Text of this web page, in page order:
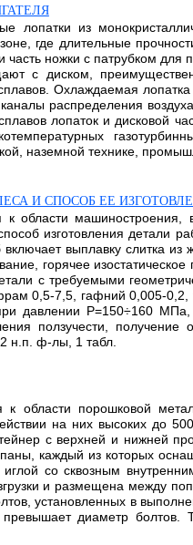
лопатки из
где длительные
часть ножки с патрубком
с диском,
Охлаждаемая
каналы распределения
лопаток и дисковой
наземной технике,
И СПОСОБ ЕЕ
к области
изготовления детали
выплавку слитка
горячее
с требуемыми
0,5-7,5, гафний 0,005-
давлении Р=150÷160
ползучести,
н.п. ф-лы, 1 табл.
к области порошковой
на них высоких до
с верхней и нижней
каждый из которых
иглой со сквозным
и размещена между
установленных в
превышает диаметр болтов.